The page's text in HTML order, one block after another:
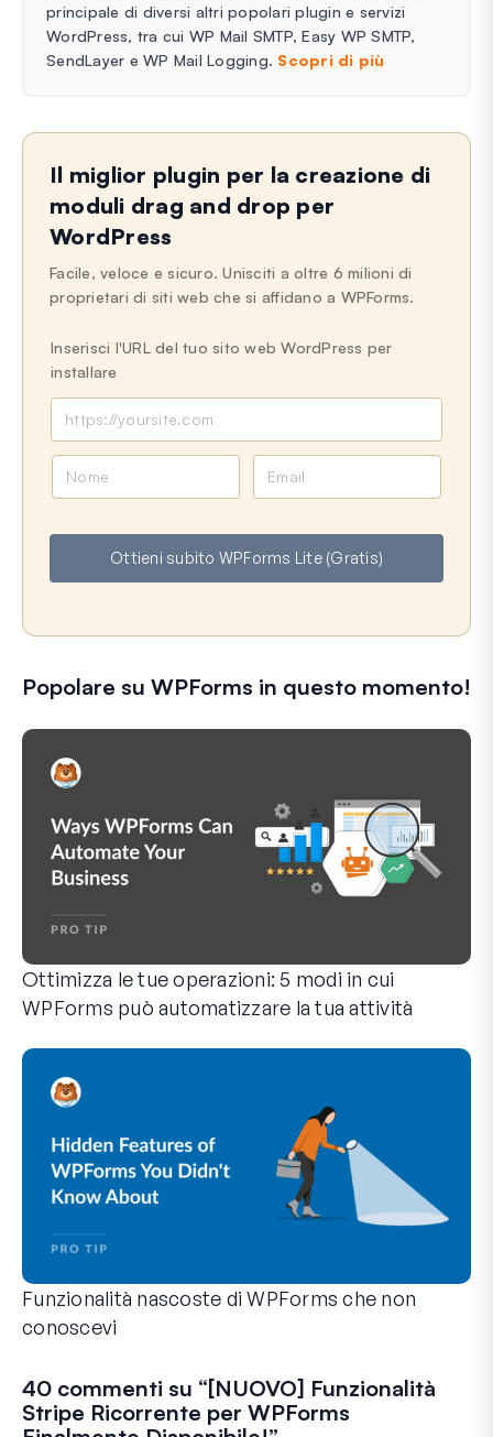
principale di diversi altri popolari plugin e servizi
WordPress, tra cui WP Mail SMTP, Easy WP SMTP,
SendLayer e WP Mail Logging. Scopri di più
Il miglior plugin per la creazione di
moduli drag and drop per
WordPress
Facile, veloce e sicuro. Unisciti a oltre 6 milioni di
proprietari di siti web che si affidano a WPForms.
Inserisci l'URL del tuo sito web WordPress per
installare
e
i
l
Ottieni subito WPForms Lite (Gratis)
Popolare su WPForms in questo momento!
Ottimizza le tue operazioni: 5 modi in cui
WPForms può automatizzare la tua attività
Funzionalità nascoste di WPForms che non
conoscevi
40 commenti su “[NUOVO] Funzionalità
Stripe Ricorrente per WPForms